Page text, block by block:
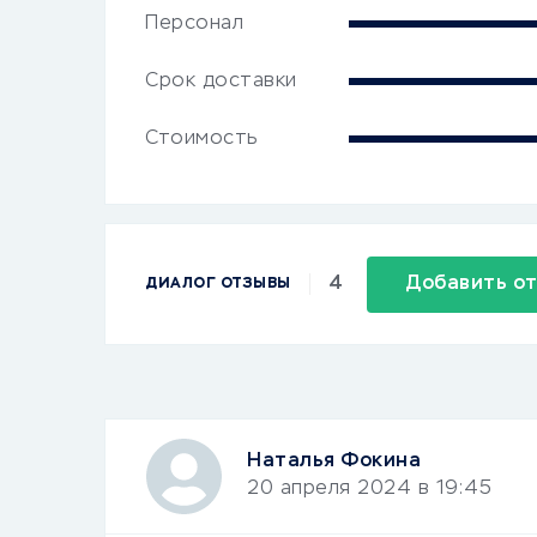
Персонал
Срок доставки
Стоимость
ДИАЛОГ ОТЗЫВЫ 4 Добавить
Наталья Фокина
20 апреля 2024 в 19:45